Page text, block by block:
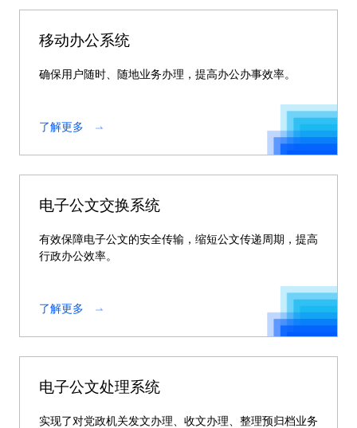
移动办公系统
确保用户随时、随地业务办理，提高办公办事效率。
了解更多
电子公文交换系统
有效保障电子公文的安全传输，缩短公文传递周期，提高
行政办公效率。
了解更多
电子公文处理系统
实现了对党政机关发文办理、收文办理、整理预归档业务